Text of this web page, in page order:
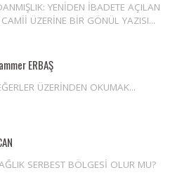
YENİDEN İBADETE AÇILAN
CAMİİ ÜZERİNE BİR GÖNÜL YAZISI...
ERBAŞ
ÜZERİNDEN OKUMAK...
SERBEST BÖLGESİ OLUR MU?